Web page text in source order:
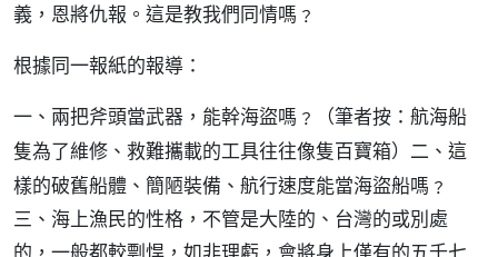
義，恩將仇報。這是教我們同情嗎﹖
根據同一報紙的報導：
一、兩把斧頭當武器，能幹海盜嗎﹖（筆者按：航海船
隻為了維修、救難攜載的工具往往像隻百寶箱）二、這
樣的破舊船體、簡陋裝備、航行速度能當海盜船嗎﹖
三、海上漁民的性格，不管是大陸的、台灣的或別處